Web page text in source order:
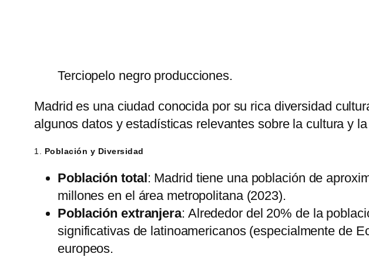
Terciopelo negro producciones.
Madrid es una ciudad conocida por su rica diversidad
algunos datos y estadísticas relevantes sobre la cultura y
1. Población y Diversidad
Población total: Madrid tiene una población de
millones en el área metropolitana (2023).
Población extranjera: Alrededor del 20% de la
significativas de latinoamericanos (especialmente de
europeos.